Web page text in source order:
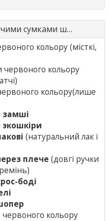
сумками шукають
кольору(місткі,
червоного кольору
кольору(лише
замші
экошкіри
(натуральний лак і
плече (довгі ручки
боді
червоного кольору